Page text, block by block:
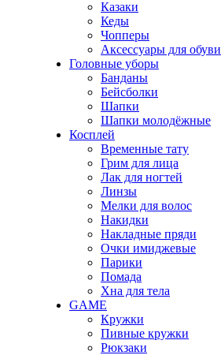
Казаки
Кеды
Чопперы
Аксессуары для обуви
Головные уборы
Банданы
Бейсболки
Шапки
Шапки молодёжные
Косплей
Временные тату
Грим для лица
Лак для ногтей
Линзы
Мелки для волос
Накидки
Накладные пряди
Очки имиджевые
Парики
Помада
Хна для тела
GAME
Кружки
Пивные кружки
Рюкзаки